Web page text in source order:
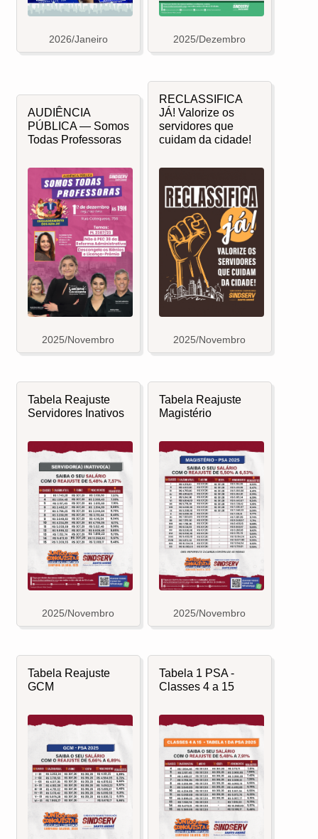
2026/Janeiro 2025/Dezembro
AUDIÊNCIA
PÚBLICA — Somos
Todas Professoras
2025/Novembro
RECLASSIFICA
JÁ! Valorize os
servidores que
cuidam da cidade!
2025/Novembro
Tabela Reajuste
Servidores Inativos
2025/Novembro
Tabela Reajuste
Magistério
2025/Novembro
Tabela Reajuste
GCM
Tabela 1 PSA -
Classes 4 a 15